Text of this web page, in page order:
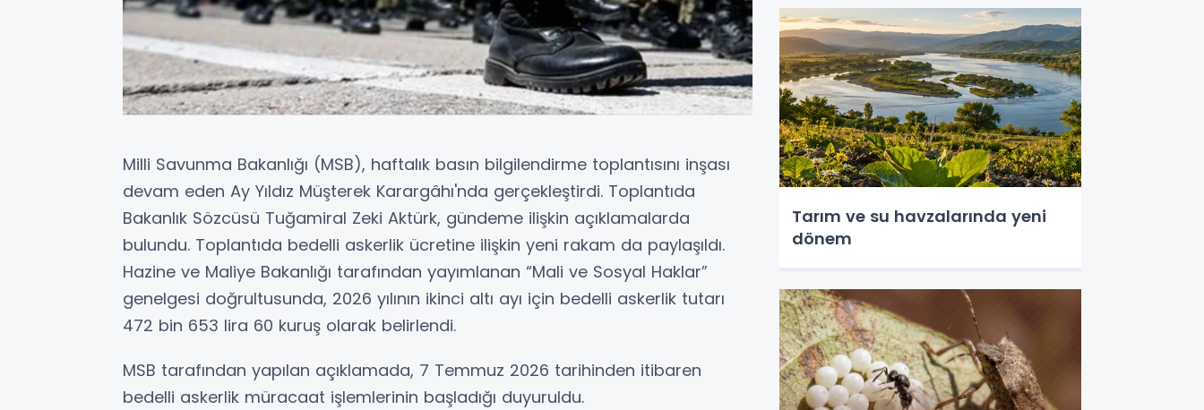
Milli Savunma Bakanlığı (MSB), haftalık basın bilgilendirme toplantısını inşası
devam eden Ay Yıldız Müşterek Karargâhı'nda gerçekleştirdi. Toplantıda
Bakanlık Sözcüsü Tuğamiral Zeki Aktürk, gündeme ilişkin açıklamalarda
bulundu. Toplantıda bedelli askerlik ücretine ilişkin yeni rakam da paylaşıldı.
Hazine ve Maliye Bakanlığı tarafından yayımlanan “Mali ve Sosyal Haklar”
genelgesi doğrultusunda, 2026 yılının ikinci altı ayı için bedelli askerlik tutarı
472 bin 653 lira 60 kuruş olarak belirlendi.
MSB tarafından yapılan açıklamada, 7 Temmuz 2026 tarihinden itibaren
bedelli askerlik müracaat işlemlerinin başladığı duyuruldu.
Tarım ve su havzalarında yeni
dönem